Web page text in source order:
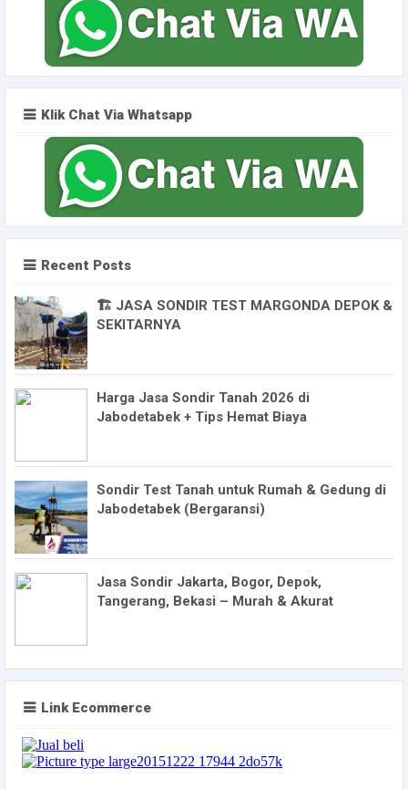
Klik Chat Via Whatsapp
Recent Posts
🏗️ JASA SONDIR TEST MARGONDA DEPOK &
SEKITARNYA
Harga Jasa Sondir Tanah 2026 di
Jabodetabek + Tips Hemat Biaya
Sondir Test Tanah untuk Rumah & Gedung di
Jabodetabek (Bergaransi)
Jasa Sondir Jakarta, Bogor, Depok,
Tangerang, Bekasi – Murah & Akurat
Link Ecommerce